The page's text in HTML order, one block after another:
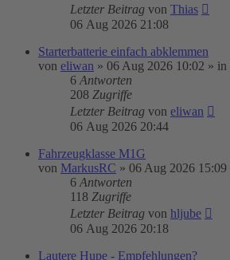
Letzter Beitrag von Thias
06 Aug 2026 21:08
Starterbatterie einfach abklemmen
von eliwan » 06 Aug 2026 10:02 » in
6 Antworten
208 Zugriffe
Letzter Beitrag von eliwan
06 Aug 2026 20:44
Fahrzeugklasse M1G
von MarkusRC » 06 Aug 2026 15:09
6 Antworten
118 Zugriffe
Letzter Beitrag von hljube
06 Aug 2026 20:18
Lautere Hupe - Empfehlungen?